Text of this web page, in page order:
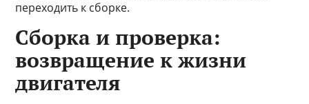
переходить к сборке.
Сборка и проверка:
возвращение к жизни
двигателя